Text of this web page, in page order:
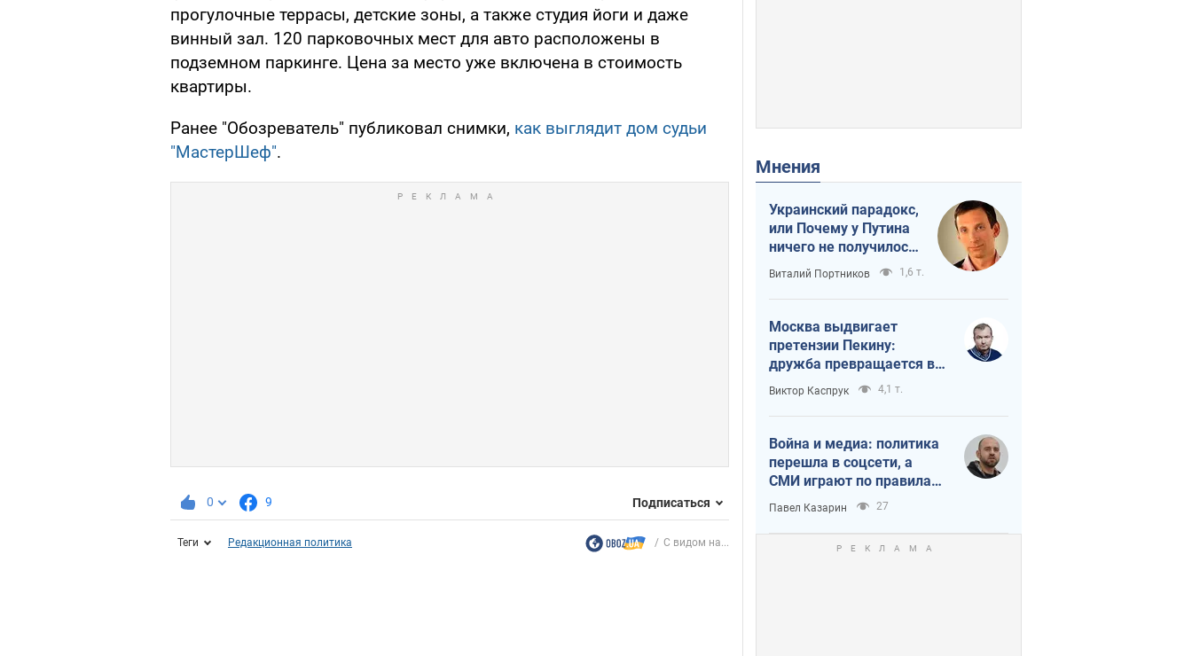
прогулочные террасы, детские зоны, а также студия йоги и даже
винный зал. 120 парковочных мест для авто расположены в
подземном паркинге. Цена за место уже включена в стоимость
квартиры.
Ранее "Обозреватель" публиковал снимки, как выглядит дом судьи
"МастерШеф".
0 9 Подписаться
Теги Редакционная политика С видом на...
Мнения
Украинский парадокс,
или Почему у Путина
ничего не получилось
с Украиной
Виталий Портников 1,6 т.
Москва выдвигает
претензии Пекину:
дружба превращается в
зависимость России от
Китая
Виктор Каспрук 4,1 т.
Война и медиа: политика
перешла в соцсети, а
СМИ играют по правилам
YouTube
Павел Казарин 27